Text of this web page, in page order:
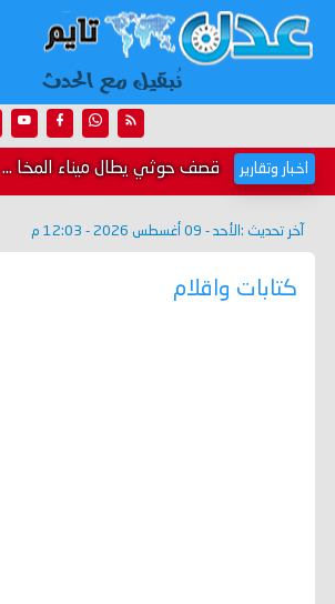
اخبار وتقارير قصف حوثي يطال ميناء المخا ...
آخر تحديث : الأحد - 09 أغسطس 2026 - 12:03 م
كتابات واقلام